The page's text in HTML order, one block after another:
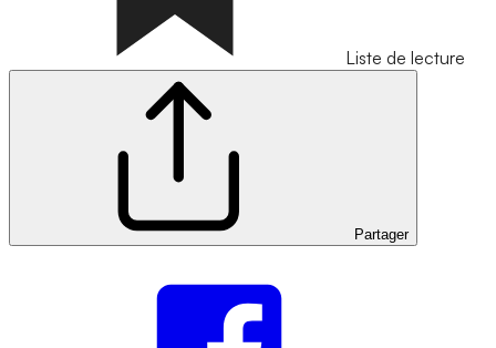
Liste de lecture
Partager